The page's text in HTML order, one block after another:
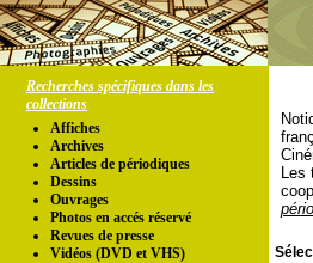
Recherches spécifiques dans les
collections
Affiches
Archives
Articles de périodiques
Dessins
Ouvrages
Photos en accés réservé
Revues de presse
Vidéos (DVD et VHS)
Les